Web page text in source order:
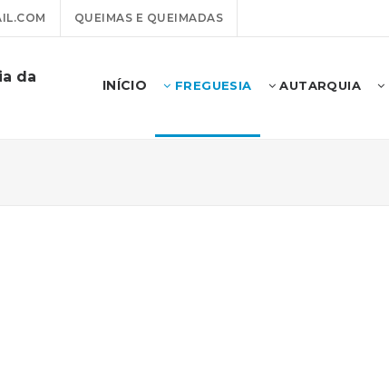
QUEIMAS E QUEIMADAS
da
INÍCIO FREGUESIA AUTARQUIA